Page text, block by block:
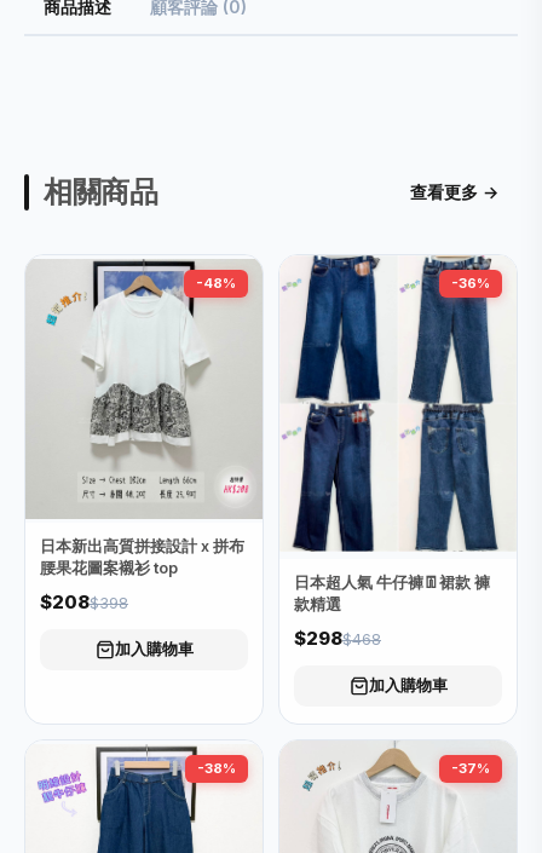
商品描述 顧客評論 (0)
相關商品 查看更多 →
-48%
日本新出高質拼接設計 x 拼布
腰果花圖案襯衫 top
$208$398
加入購物車
-36%
日本超人氣 牛仔褲👖裙款 褲
款精選
$298$468
加入購物車
-38% -37%